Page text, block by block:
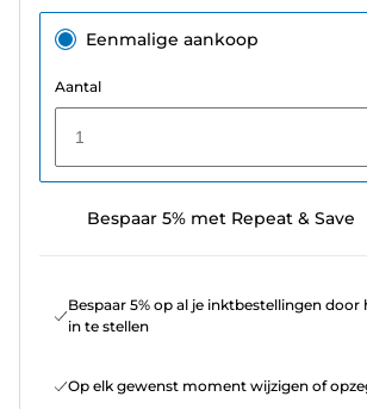
Eenmalige aankoop
Aantal
1
Bespaar 5% met Repeat & Save
Bespaar 5% op al je inktbestellingen
in te stellen
Op elk gewenst moment wijzigen of